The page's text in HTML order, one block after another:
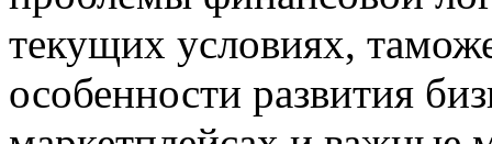
текущих условиях,
особенности развития